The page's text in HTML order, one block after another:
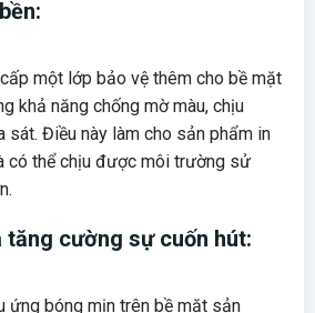
một lớp bảo vệ thêm cho bề mặt
khả năng chống mờ màu, chịu
sát. Điều này làm cho sản phẩm in
có thể chịu được môi trường sử
tăng cường sự cuốn hút:
ứng bóng mịn trên bề mặt sản